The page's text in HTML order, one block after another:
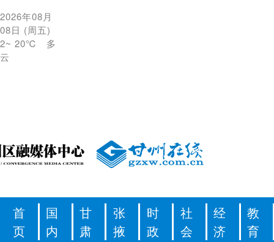
2026年08月
08日 (周五)
2~ 20℃
多
云
首
页
国
内
甘
肃
张
掖
时
政
社
会
经
济
教
育